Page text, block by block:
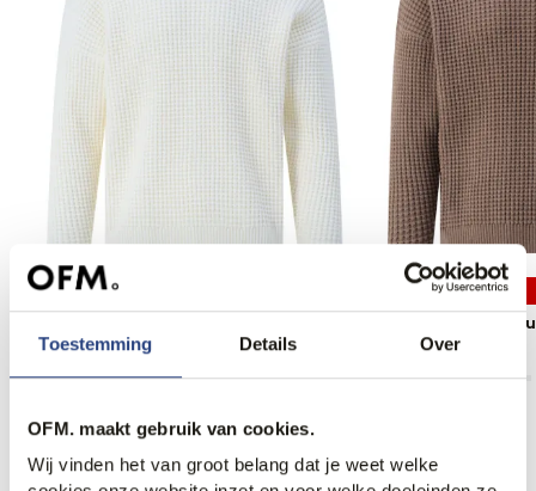
Toestemming Details Over
OFM. maakt gebruik van cookies.
Wij vinden het van groot belang dat je weet welke
50% korting
159,95
79,95
50% korting
Drykorn Neelio
159,95
79,95